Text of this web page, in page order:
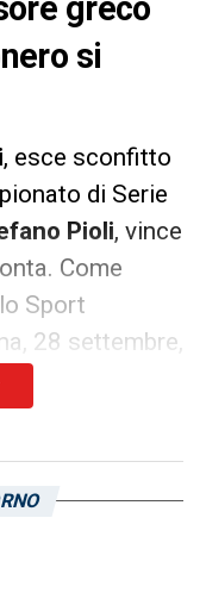
greco
si
, esce sconfitto
di Serie
Pioli, vince
Come
Sport
28 settembre,
su
il difensore
tifosi sardi